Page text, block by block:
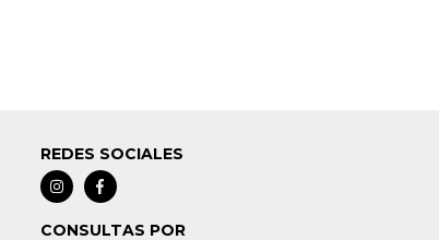
REDES SOCIALES
CONSULTAS POR